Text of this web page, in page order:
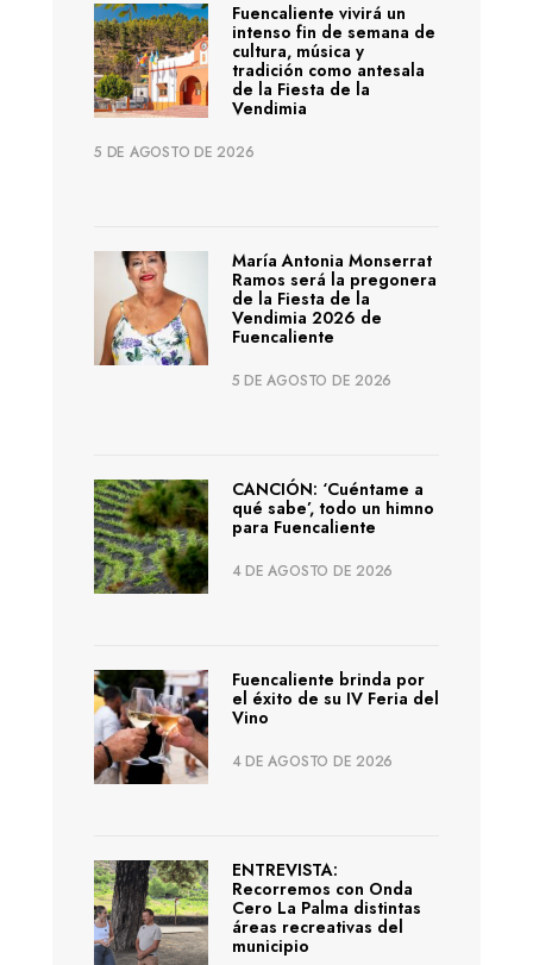
Fuencaliente vivirá un
intenso fin de semana de
cultura, música y
tradición como antesala
de la Fiesta de la
Vendimia
5 DE AGOSTO DE 2026
María Antonia Monserrat
Ramos será la pregonera
de la Fiesta de la
Vendimia 2026 de
Fuencaliente
5 DE AGOSTO DE 2026
CANCIÓN: ‘Cuéntame a
qué sabe’, todo un himno
para Fuencaliente
4 DE AGOSTO DE 2026
Fuencaliente brinda por
el éxito de su IV Feria del
Vino
4 DE AGOSTO DE 2026
ENTREVISTA:
Recorremos con Onda
Cero La Palma distintas
áreas recreativas del
municipio